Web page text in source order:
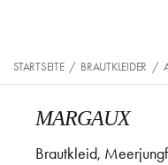
STARTSEITE / BRAUTKLEIDER /
MARGAUX
Brautkleid,